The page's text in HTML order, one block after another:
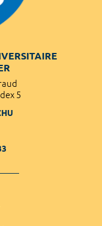
5